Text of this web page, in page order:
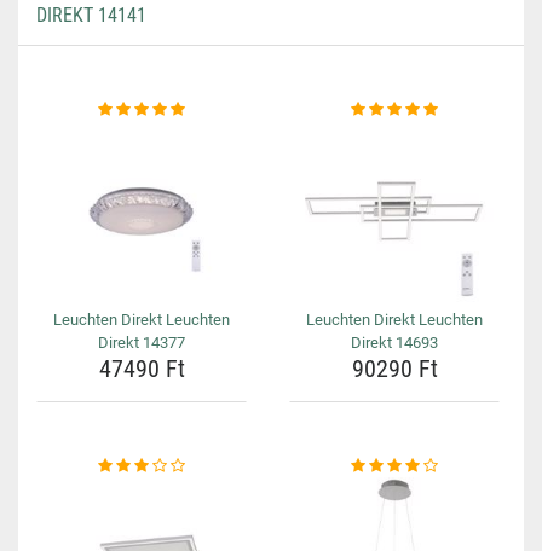
DIREKT 14141
Leuchten Direkt Leuchten
Direkt 14377
47490 Ft
Leuchten Direkt Leuchten
Direkt 14693
90290 Ft